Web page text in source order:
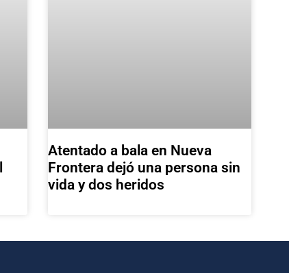
Atentado a bala en Nueva
Frontera dejó una persona sin
vida y dos heridos